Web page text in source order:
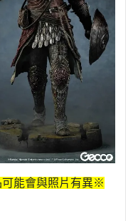
能會與照片有異※